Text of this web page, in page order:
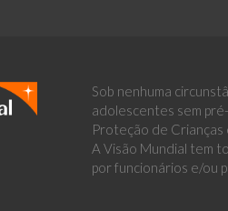
Sob nenhuma
adolescentes sem
Proteção de Crianças
A Visão Mundial tem
por funcionários e/ou